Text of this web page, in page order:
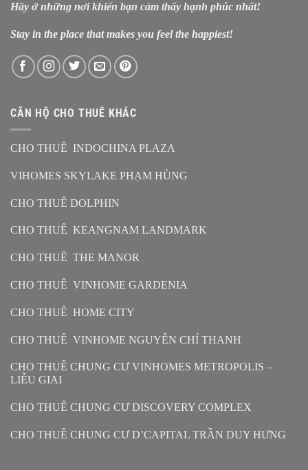
Hãy ở những nơi khiến bạn cảm thấy hạnh phúc nhất!
Stay in the place that makes you feel the happiest!
CĂN HỘ CHO THUÊ KHÁC
CHO THUÊ INDOCHINA PLAZA
VIHOMES SKYLAKE PHẠM HÙNG
CHO THUÊ DOLPHIN
CHO THUÊ KEANGNAM LANDMARK
CHO THUÊ THE MANOR
CHO THUÊ VINHOME GARDENIA
CHO THUÊ HOME CITY
CHO THUÊ VINHOME NGUYỄN CHÍ THANH
CHO THUÊ CHUNG CƯ VINHOMES METROPOLIS –
LIỄU GIAI
CHO THUÊ CHUNG CƯ DISCOVERY COMPLEX
CHO THUÊ CHUNG CƯ D’CAPITAL TRẦN DUY HƯNG